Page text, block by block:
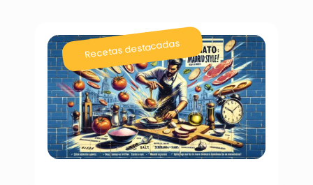
Recetas destacadas